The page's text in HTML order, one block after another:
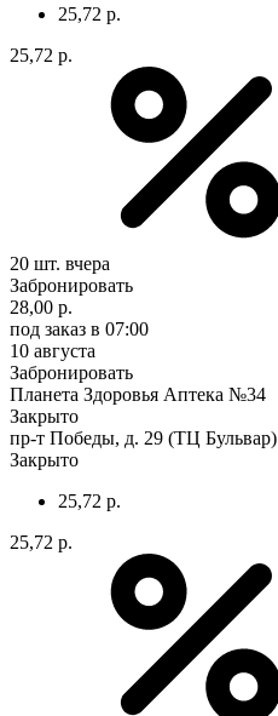
25,72 р.
25,72 р.
20 шт. вчера
Забронировать
28,00 р.
под заказ в 07:00
10 августа
Забронировать
Планета Здоровья Аптека №34
Закрыто
пр-т Победы, д. 29 (ТЦ Бульвар)
Закрыто
25,72 р.
25,72 р.